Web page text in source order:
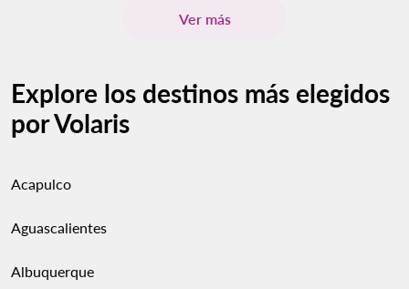
Ver más
Explore los destinos más elegidos
por Volaris
Acapulco
Aguascalientes
Albuquerque